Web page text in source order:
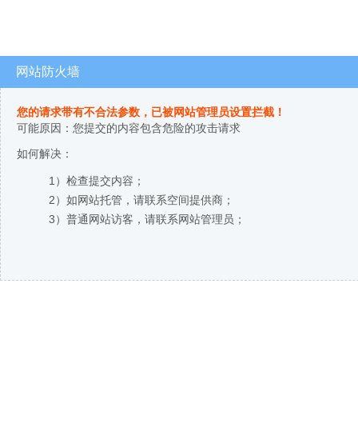
网站防火墙
您的请求带有不合法参数，已被网站管理员设置拦截！
可能原因：您提交的内容包含危险的攻击请求
如何解决：
1）检查提交内容；
2）如网站托管，请联系空间提供商；
3）普通网站访客，请联系网站管理员；